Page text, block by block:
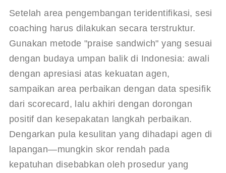
Setelah area pengembangan teridentifikasi, sesi
coaching harus dilakukan secara terstruktur.
Gunakan metode "praise sandwich" yang sesuai
dengan budaya umpan balik di Indonesia: awali
dengan apresiasi atas kekuatan agen,
sampaikan area perbaikan dengan data spesifik
dari scorecard, lalu akhiri dengan dorongan
positif dan kesepakatan langkah perbaikan.
Dengarkan pula kesulitan yang dihadapi agen di
lapangan—mungkin skor rendah pada
kepatuhan disebabkan oleh prosedur yang